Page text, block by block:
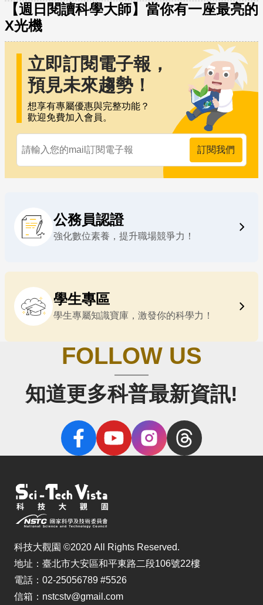
【週日閱讀科學大師】當你有一座最亮的
X光機
立即訂閱電子報，
預見未來趨勢！
想享有專屬優惠與完整功能？
歡迎免費加入會員。
訂閱我們
公務員認證
強化數位素養，提升職場競爭力！
學生專區
學生專屬知識寶庫，激發你的科學力！
FOLLOW US
知道更多科普最新資訊!
科技大觀園 ©2020 All Rights Reserved.
地址：臺北市大安區和平東路二段106號22樓
電話：02-25056789 #5526
信箱：nstcstv@gmail.com